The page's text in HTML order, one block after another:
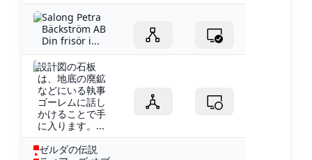
Salong Petra
Bäckström AB
Din frisör i...
設計図の石板
は、地底の廃鉱
などにいる執事
ゴーレムに話し
かけることで手
に入ります。...
ゼルダの伝説